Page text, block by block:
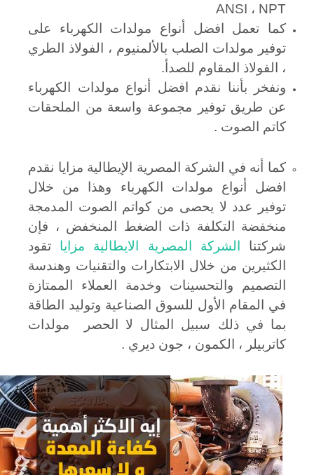
ANSI ، NPT
كما تعمل افضل أنواع مولدات الكهرباء على
توفير مولدات الصلب بالألمنيوم ، الفولاذ الطري
، الفولاذ المقاوم للصدأ.
ونفخر بأننا نقدم افضل أنواع مولدات الكهرباء
عن طريق توفير مجموعة واسعة من الملحقات
كاتم الصوت .
كما أنه في الشركة المصرية الإيطالية مزايا نقدم
افضل أنواع مولدات الكهرباء وهذا من خلال
توفير عدد لا يحصى من كواتم الصوت المدمجة
منخفضة التكلفة ذات الضغط المنخفض ، فإن
شركتنا
الشركة المصرية الايطالية مزايا تقود
الكثيرين من خلال الابتكارات والتقنيات وهندسة
التصميم والتحسينات وخدمة العملاء الممتازة
في المقام الأول للسوق الصناعية وتوليد الطاقة
بما في ذلك سبيل المثال لا الحصر مولدات
كاتربيلر ، الكمون ، جون ديري .